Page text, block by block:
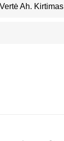
Ah. Kirtimas